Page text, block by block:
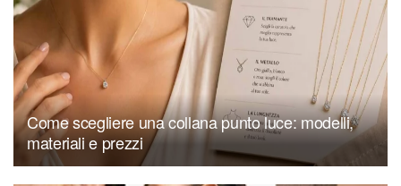
Come scegliere una collana punto luce: modelli,
materiali e prezzi